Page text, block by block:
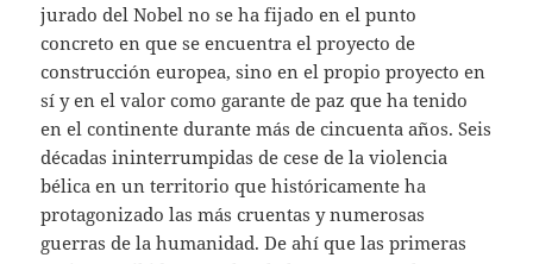
jurado del Nobel no se ha fijado en el punto
concreto en que se encuentra el proyecto de
construcción europea, sino en el propio proyecto en
sí y en el valor como garante de paz que ha tenido
en el continente durante más de cincuenta años. Seis
décadas ininterrumpidas de cese de la violencia
bélica en un territorio que históricamente ha
protagonizado las más cruentas y numerosas
guerras de la humanidad. De ahí que las primeras